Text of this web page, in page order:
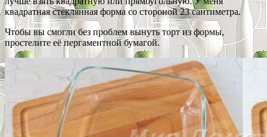
квадратная стеклянная форма со стороной 23 сантиметра.
Чтобы вы смогли без проблем вынуть торт из формы,
простелите её пергаментной бумагой.